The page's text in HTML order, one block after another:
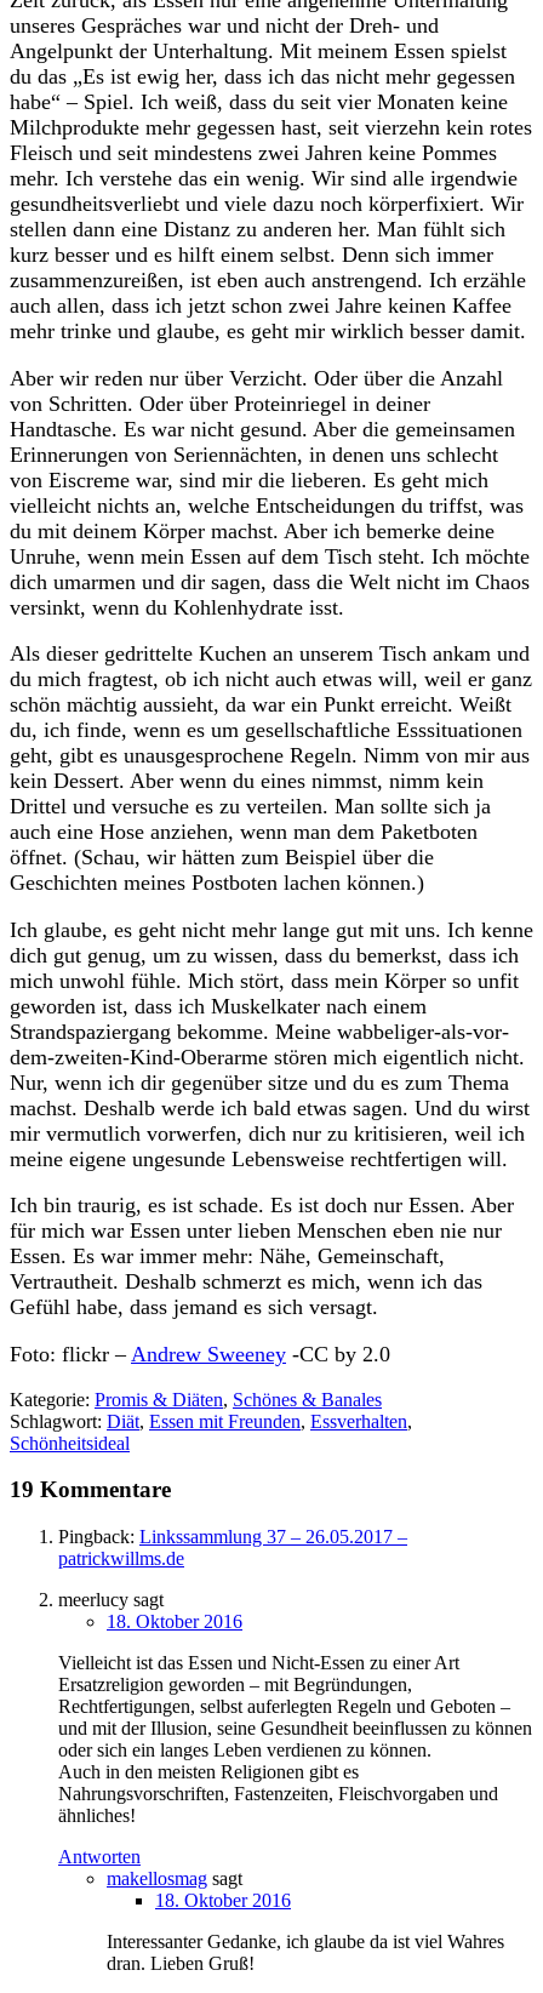
unseres Gespräches war und nicht der Dreh- und
Angelpunkt der Unterhaltung. Mit meinem Essen spielst
du das „Es ist ewig her, dass ich das nicht mehr gegessen
habe“ – Spiel. Ich weiß, dass du seit vier Monaten keine
Milchprodukte mehr gegessen hast, seit vierzehn kein rotes
Fleisch und seit mindestens zwei Jahren keine Pommes
mehr. Ich verstehe das ein wenig. Wir sind alle irgendwie
gesundheitsverliebt und viele dazu noch körperfixiert. Wir
stellen dann eine Distanz zu anderen her. Man fühlt sich
kurz besser und es hilft einem selbst. Denn sich immer
zusammenzureißen, ist eben auch anstrengend. Ich erzähle
auch allen, dass ich jetzt schon zwei Jahre keinen Kaffee
mehr trinke und glaube, es geht mir wirklich besser damit.
Aber wir reden nur über Verzicht. Oder über die Anzahl
von Schritten. Oder über Proteinriegel in deiner
Handtasche. Es war nicht gesund. Aber die gemeinsamen
Erinnerungen von Seriennächten, in denen uns schlecht
von Eiscreme war, sind mir die lieberen. Es geht mich
vielleicht nichts an, welche Entscheidungen du triffst, was
du mit deinem Körper machst. Aber ich bemerke deine
Unruhe, wenn mein Essen auf dem Tisch steht. Ich möchte
dich umarmen und dir sagen, dass die Welt nicht im Chaos
versinkt, wenn du Kohlenhydrate isst.
Als dieser gedrittelte Kuchen an unserem Tisch ankam und
du mich fragtest, ob ich nicht auch etwas will, weil er ganz
schön mächtig aussieht, da war ein Punkt erreicht. Weißt
du, ich finde, wenn es um gesellschaftliche Esssituationen
geht, gibt es unausgesprochene Regeln. Nimm von mir aus
kein Dessert. Aber wenn du eines nimmst, nimm kein
Drittel und versuche es zu verteilen. Man sollte sich ja
auch eine Hose anziehen, wenn man dem Paketboten
öffnet. (Schau, wir hätten zum Beispiel über die
Geschichten meines Postboten lachen können.)
Ich glaube, es geht nicht mehr lange gut mit uns. Ich kenne
dich gut genug, um zu wissen, dass du bemerkst, dass ich
mich unwohl fühle. Mich stört, dass mein Körper so unfit
geworden ist, dass ich Muskelkater nach einem
Strandspaziergang bekomme. Meine wabbeliger-als-vor-
dem-zweiten-Kind-Oberarme stören mich eigentlich nicht.
Nur, wenn ich dir gegenüber sitze und du es zum Thema
machst. Deshalb werde ich bald etwas sagen. Und du wirst
mir vermutlich vorwerfen, dich nur zu kritisieren, weil ich
meine eigene ungesunde Lebensweise rechtfertigen will.
Ich bin traurig, es ist schade. Es ist doch nur Essen. Aber
für mich war Essen unter lieben Menschen eben nie nur
Essen. Es war immer mehr: Nähe, Gemeinschaft,
Vertrautheit. Deshalb schmerzt es mich, wenn ich das
Gefühl habe, dass jemand es sich versagt.
Foto: flickr – Andrew Sweeney -CC by 2.0
Kategorie: Promis & Diäten, Schönes & Banales
Schlagwort: Diät, Essen mit Freunden, Essverhalten,
Schönheitsideal
19 Kommentare
Pingback: Linkssammlung 37 – 26.05.2017 –
patrickwillms.de
meerlucy sagt
18. Oktober 2016
Vielleicht ist das Essen und Nicht-Essen zu einer Art
Ersatzreligion geworden – mit Begründungen,
Rechtfertigungen, selbst auferlegten Regeln und Geboten –
und mit der Illusion, seine Gesundheit beeinflussen zu können
oder sich ein langes Leben verdienen zu können.
Auch in den meisten Religionen gibt es
Nahrungsvorschriften, Fastenzeiten, Fleischvorgaben und
ähnliches!
Antworten
makellosmag sagt
18. Oktober 2016
Interessanter Gedanke, ich glaube da ist viel Wahres
dran. Lieben Gruß!